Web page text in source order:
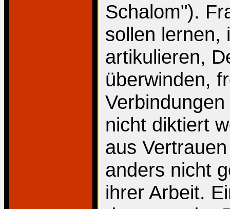
Schalom").
sollen lernen,
artikulieren,
überwinden,
nicht diktiert
aus
anders nicht
ihrer Arbeit.